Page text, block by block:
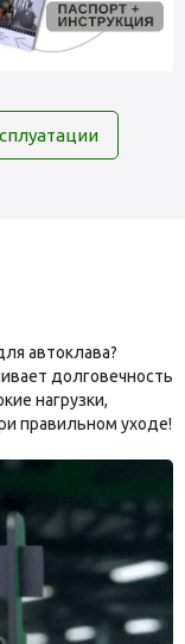
автоклава?
долговечность
нагрузки,
правильном уходе!